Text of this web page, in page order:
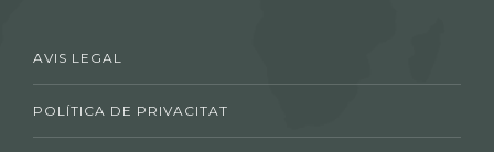
AVIS LEGAL
POLÍTICA DE PRIVACITAT